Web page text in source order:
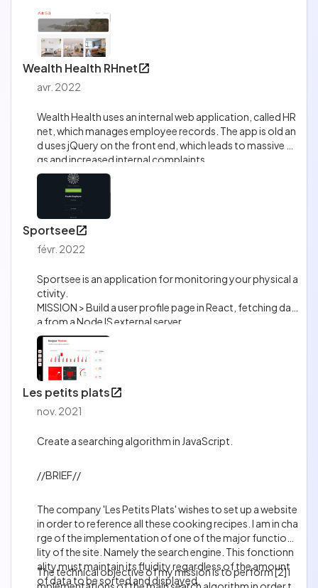
Wealth Health RHnet
avr. 2022
Wealth Health uses an internal web application, called HR
net, which manages employee records. The app is old an
d uses jQuery on the front end, which leads to massive bu
gs and increased internal complaints.
MISSION > Convert a jQuery library to React.
Sportsee
févr. 2022
Sportsee is an application for monitoring your physical a
ctivity.
MISSION > Build a user profile page in React, fetching dat
a from a NodeJS external server.
Les petits plats
nov. 2021
Create a searching algorithm in JavaScript.
//BRIEF//
The company 'Les Petits Plats' wishes to set up a website
in order to reference all these cooking recipes. I am in cha
rge of the implementation of one of the major functiona
lity of the site. Namely the search engine. This fonctionn
ality must maintain its fluidity regardless of the amount
of data to be sorted and displayed.
The technical objective of my mission is to perform [2] i